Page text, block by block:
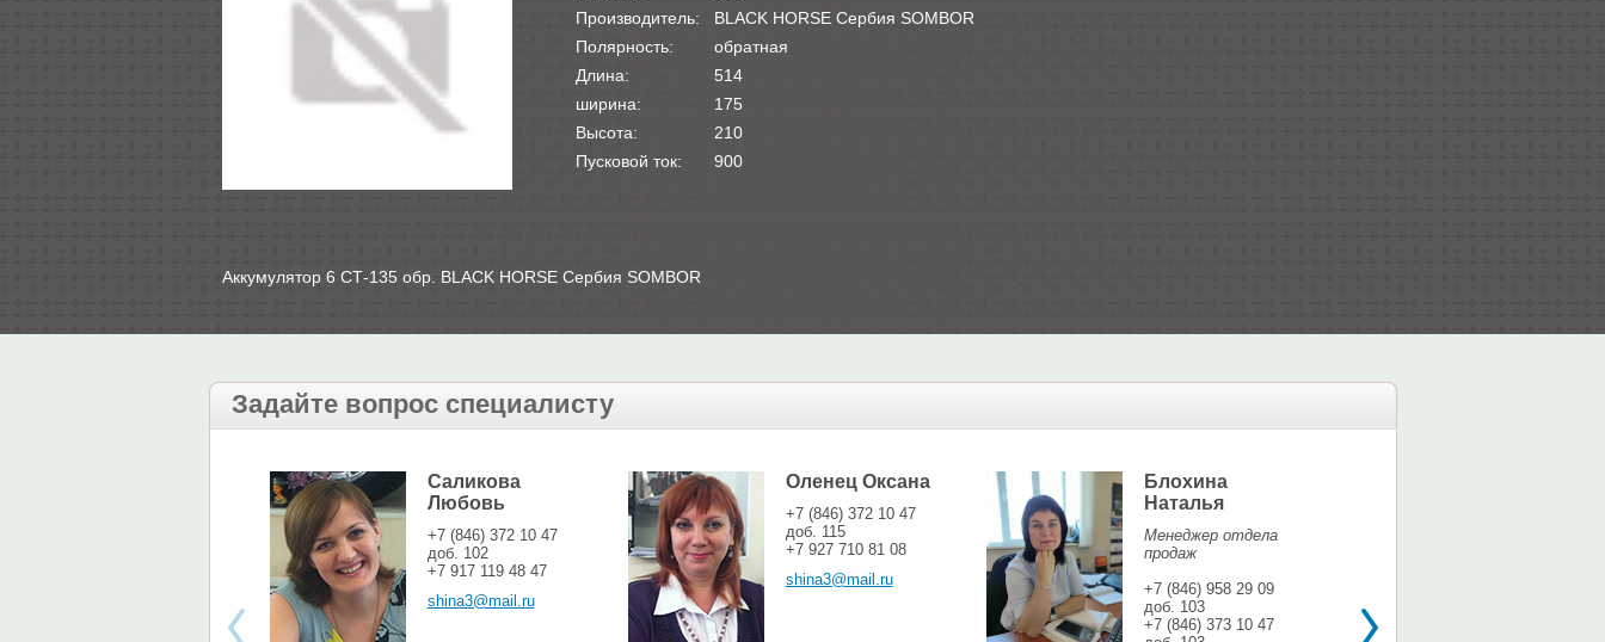
Производитель:
BLACK HORSE Сербия SOMBOR
Полярность:
обратная
Длина:
514
ширина:
175
Высота:
210
Пусковой ток:
900
Аккумулятор 6 СТ-135 обр. BLACK HORSE Сербия SOMBOR
Задайте вопрос специалисту
Саликова
Любовь
+7 (846) 372 10 47
доб. 102
+7 917 119 48 47
shina3@mail.ru
Оленец Оксана
+7 (846) 372 10 47
доб. 115
+7 927 710 81 08
shina3@mail.ru
Блохина
Наталья
Менеджер отдела
продаж
+7 (846) 958 29 09
доб. 103
+7 (846) 373 10 47